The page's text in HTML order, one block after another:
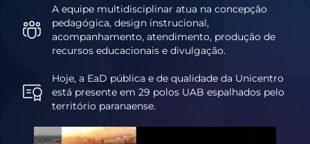
A equipe multidisciplinar atua na concepção
pedagógica, design instrucional,
acompanhamento, atendimento, produção de
recursos educacionais e divulgação.
Hoje, a EaD pública e de qualidade da Unicentro
está presente em 29 polos UAB espalhados pelo
território paranaense.